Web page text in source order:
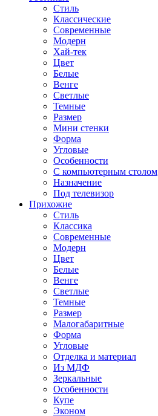
Стиль
Классические
Современные
Модерн
Хай-тек
Цвет
Белые
Венге
Светлые
Темные
Размер
Мини стенки
Форма
Угловые
Особенности
С компьютерным столом
Назначение
Под телевизор
Прихожие
Стиль
Классика
Современные
Модерн
Цвет
Белые
Венге
Светлые
Темные
Размер
Малогабаритные
Форма
Угловые
Отделка и материал
Из МДФ
Зеркальные
Особенности
Купе
Эконом